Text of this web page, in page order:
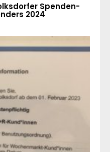
Spenden-
2024